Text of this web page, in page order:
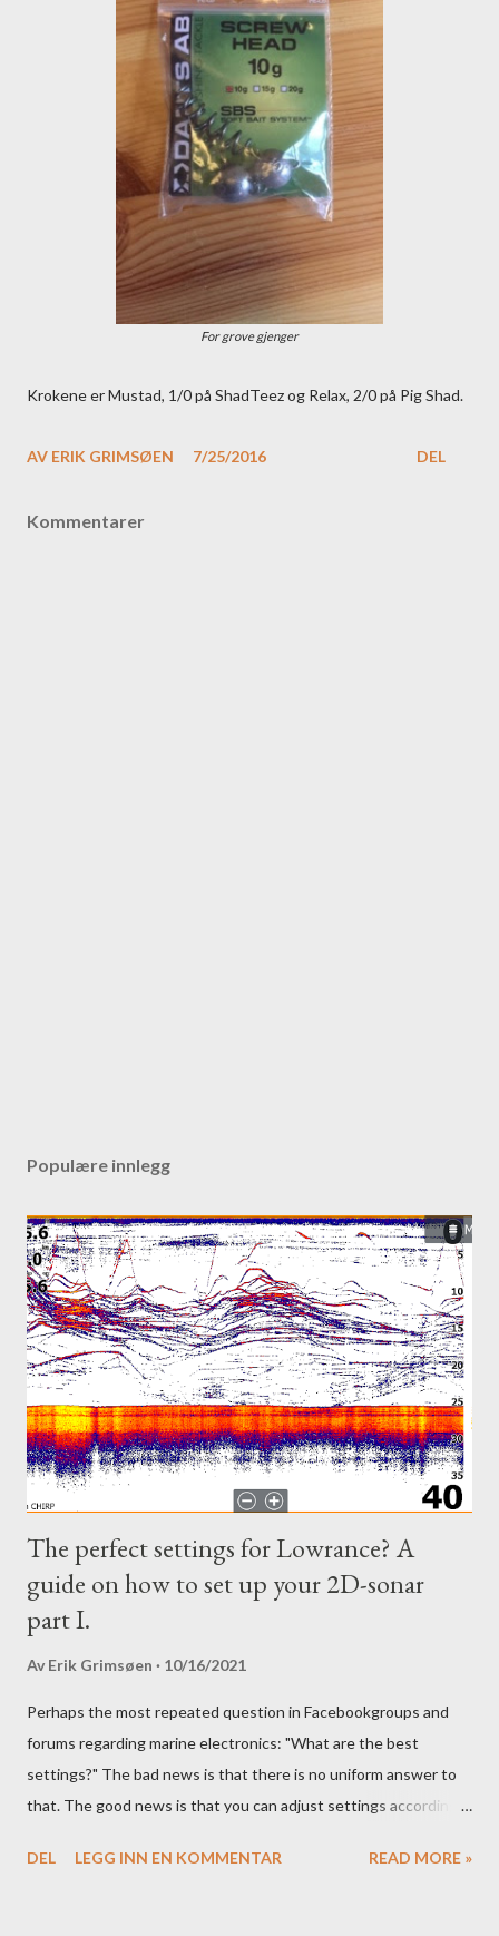
For grove gjenger
Krokene er Mustad, 1/0 på ShadTeez og Relax, 2/0 på Pig Shad.
AV ERIK GRIMSØEN 7/25/2016 DEL
Kommentarer
Populære innlegg
The perfect settings for Lowrance? A
guide on how to set up your 2D-sonar
part I.
Av Erik Grimsøen 10/16/2021
Perhaps the most repeated question in Facebookgroups and
forums regarding marine electronics: "What are the best
settings?" The bad news is that there is no uniform answer to
that. The good news is that you can adjust settings according
you should tweak and why. Here is part 1 of our guide to get the
DEL LEGG INN EN KOMMENTAR READ MORE »